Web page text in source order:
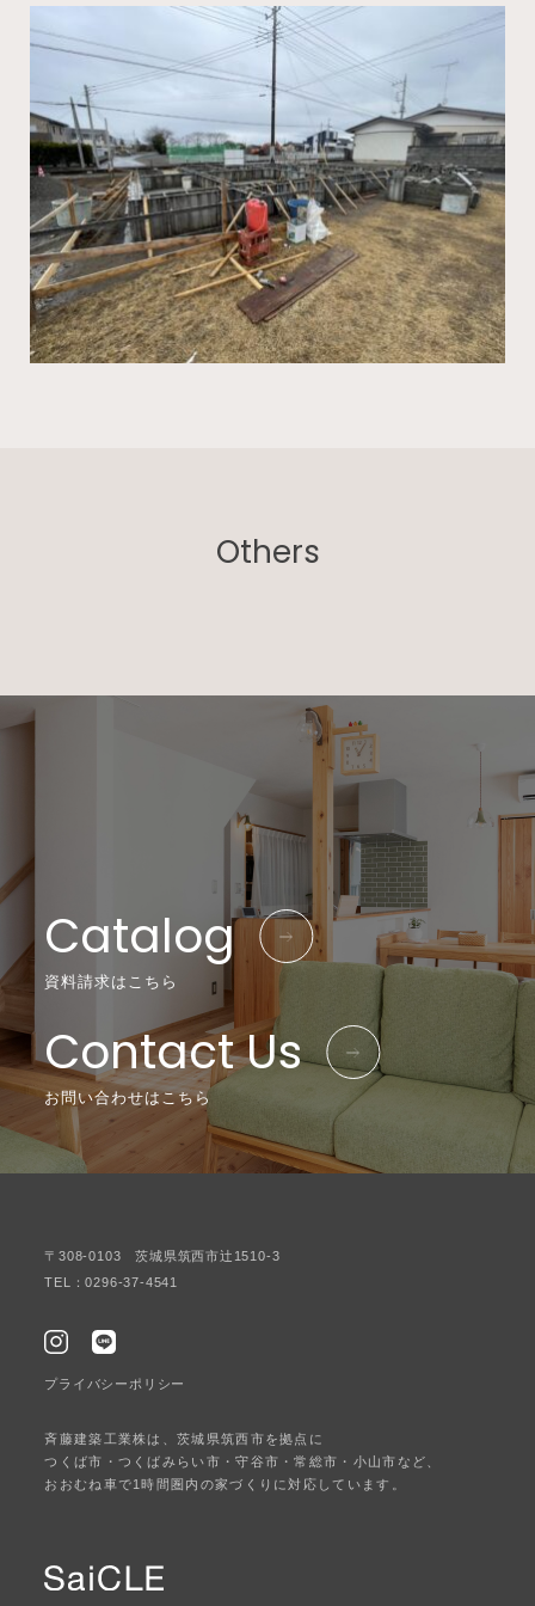
Others
Catalog
資料請求はこちら
Contact Us
お問い合わせはこちら
〒308-0103 茨城県筑西市辻1510-3
TEL：0296-37-4541
プライバシーポリシー
斉藤建築工業株は、茨城県筑西市を拠点に
つくば市・つくばみらい市・守谷市・常総市・小山市など、
おおむね車で1時間圏内の家づくりに対応しています。